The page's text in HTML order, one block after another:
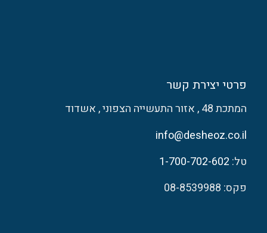
פרטי יצירת קשר
המתכת 48 , אזור התעשייה הצפוני , אשדוד
info@desheoz.co.il
טל: 1-700-702-602
פקס: 08-8539988